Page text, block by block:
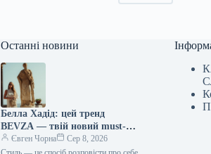
Останні новини
Белла Хадід: цей тренд
BEVZA — твій новий must-
have сезону!
Євген Чорна
Сер 8, 2026